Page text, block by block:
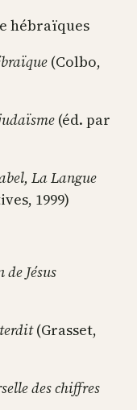
hébraïques
(Colbo,
(éd. par
La Langue
1999)
de Jésus
(Grasset,
des chiffres